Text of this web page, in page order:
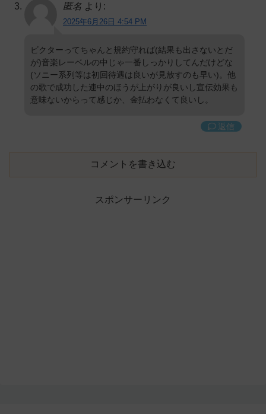
匿名 より:
2025年6月26日 4:54 PM
ビクターってちゃんと規約守れば(結果も出さないとだ
が)音楽レーベルの中じゃ一番しっかりしてんだけどな
(ソニー系列等は初回待遇は良いが見放すのも早い)。他
の歌で成功した連中のほうが上がりが良いし宣伝効果も
意味ないからって感じか、金払わなくて良いし。
返信
コメントを書き込む
スポンサーリンク